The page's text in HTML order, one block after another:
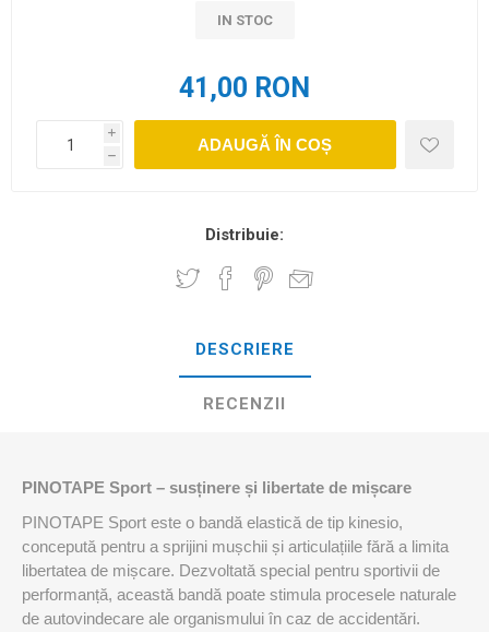
IN STOC
41,00 RON
i
h
ADAUGĂ ÎN COȘ
Distribuie:
DESCRIERE
RECENZII
PINOTAPE Sport – susținere și libertate de mișcare
PINOTAPE Sport este o bandă elastică de tip kinesio,
concepută pentru a sprijini mușchii și articulațiile fără a limita
libertatea de mișcare. Dezvoltată special pentru sportivii de
performanță, această bandă poate stimula procesele naturale
de autovindecare ale organismului în caz de accidentări.